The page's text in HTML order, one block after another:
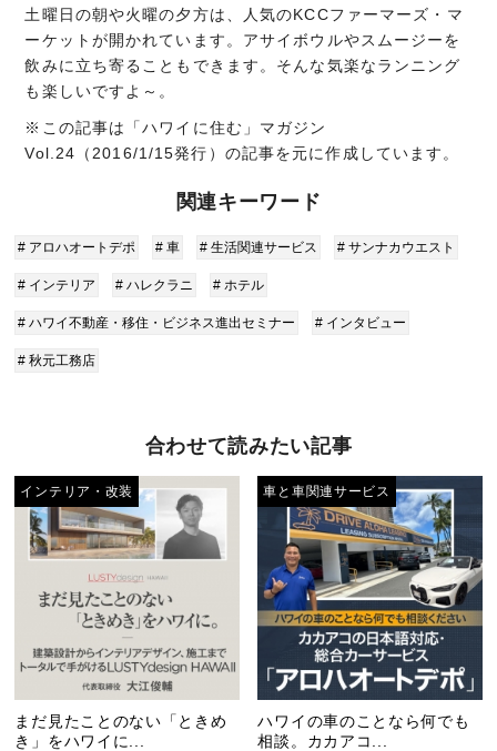
土曜日の朝や火曜の夕方は、人気のKCCファーマーズ・マ
ーケットが開かれています。アサイボウルやスムージーを
飲みに立ち寄ることもできます。そんな気楽なランニング
も楽しいですよ～。
※この記事は「ハワイに住む」マガジン
Vol.24（2016/1/15発行）の記事を元に作成しています。
関連キーワード
# アロハオートデポ # 車 # 生活関連サービス # サンナカウエスト
# インテリア # ハレクラニ # ホテル
# ハワイ不動産・移住・ビジネス進出セミナー # インタビュー
# 秋元工務店
合わせて読みたい記事
インテリア・改装
まだ見たことのない「ときめ
き」をハワイに...
車と車関連サービス
ハワイの車のことなら何でも
相談。カカアコ...